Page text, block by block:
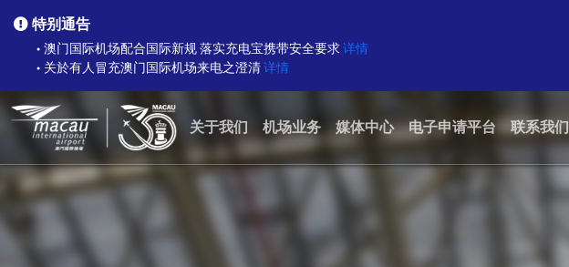
特别通告
● 澳门国际机场配合国际新规 落实充电宝携带安全要求详情
● 关於有人冒充澳门国际机场来电之澄清详情
关于我们 机场业务 媒体中心 电子申请平台 联系我们